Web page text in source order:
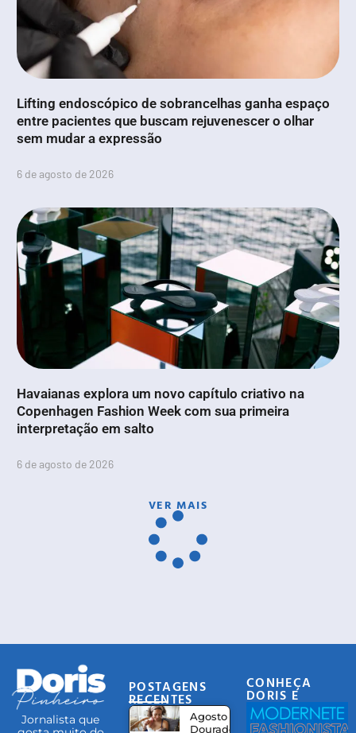
Lifting endoscópico de sobrancelhas ganha espaço
entre pacientes que buscam rejuvenescer o olhar
sem mudar a expressão
6 de agosto de 2026
Havaianas explora um novo capítulo criativo na
Copenhagen Fashion Week com sua primeira
interpretação em salto
6 de agosto de 2026
VER MAIS
Jornalista que
POSTAGENS
RECENTES
Agosto
Dourado:
CONHEÇA
DORIS E
EQUIPE